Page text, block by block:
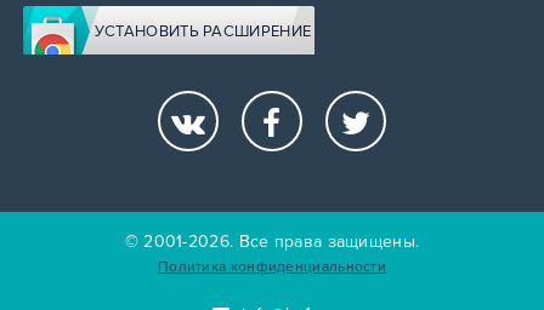
УСТАНОВИТЬ РАСШИРЕНИЕ
© 2001-2026. Все права защищены.
Политика конфиденциальности